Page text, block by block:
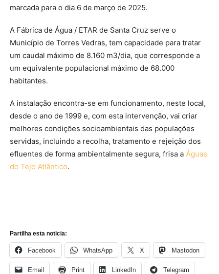
marcada para o dia 6 de março de 2025.
A Fábrica de Água / ETAR de Santa Cruz serve o
Município de Torres Vedras, tem capacidade para tratar
um caudal máximo de 8.160 m3/dia, que corresponde a
um equivalente populacional máximo de 68.000
habitantes.
A instalação encontra-se em funcionamento, neste local,
desde o ano de 1999 e, com esta intervenção, vai criar
melhores condições socioambientais das populações
servidas, incluindo a recolha, tratamento e rejeição dos
efluentes de forma ambientalmente segura, frisa a Águas
do Tejo Atlântico.
Partilha esta noticia:
Facebook WhatsApp X Mastodon
Email Print LinkedIn Telegram